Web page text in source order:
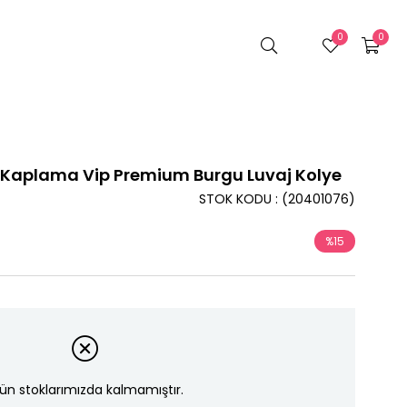
0
0
Kaplama Vip Premium Burgu Luvaj Kolye
(20401076)
STOK KODU
%15
stoklarımızda kalmamıştır.